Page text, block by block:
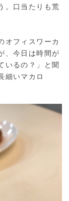
。口当たりも荒
オフィスワーカ
、今日は時間が
いるの？」と聞
細いマカロ